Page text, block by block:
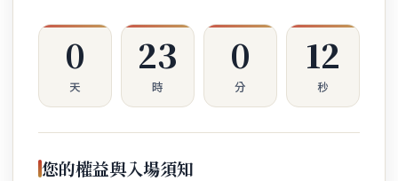
0
天
23
時
0
分
12
秒
您的權益與入場須知